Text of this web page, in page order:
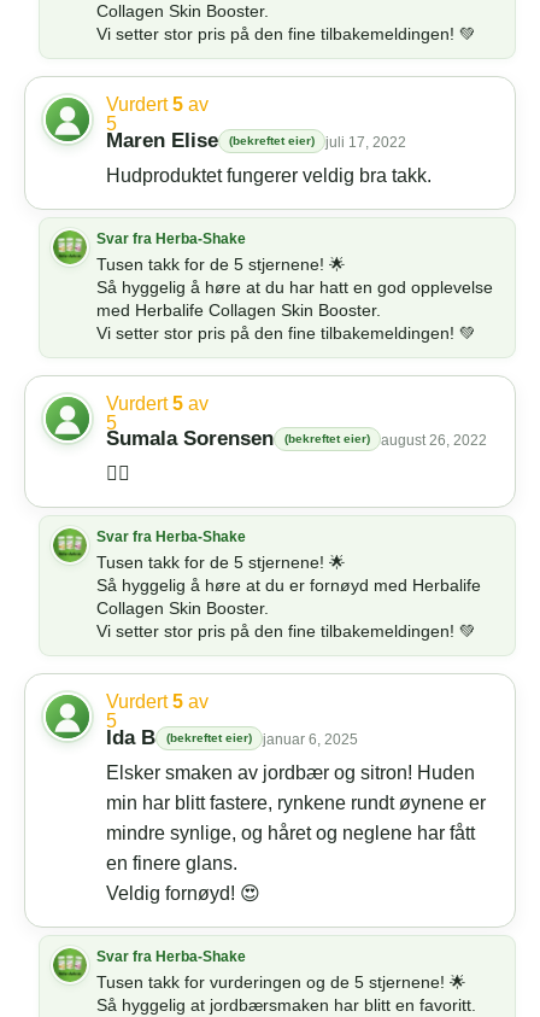
Collagen Skin Booster.
Vi setter stor pris på den fine tilbakemeldingen! 💚
Vurdert5 av
5
Maren Elise (bekreftet eier) juli 17, 2022
Hudproduktet fungerer veldig bra takk.
Tusen takk for de 5 stjernene! 🌟
Så hyggelig å høre at du har hatt en god opplevelse
med Herbalife Collagen Skin Booster.
Vi setter stor pris på den fine tilbakemeldingen! 💚
Vurdert5 av
5
Sumala Sorensen (bekreftet eier) august 26, 2022
👍🏼
Tusen takk for de 5 stjernene! 🌟
Så hyggelig å høre at du er fornøyd med Herbalife
Collagen Skin Booster.
Vi setter stor pris på den fine tilbakemeldingen! 💚
Vurdert5 av
5
Ida B (bekreftet eier) januar 6, 2025
Elsker smaken av jordbær og sitron! Huden
min har blitt fastere, rynkene rundt øynene er
mindre synlige, og håret og neglene har fått
en finere glans.
Veldig fornøyd! 😍
Tusen takk for vurderingen og de 5 stjernene! 🌟
Så hyggelig at jordbærsmaken har blitt en favoritt.